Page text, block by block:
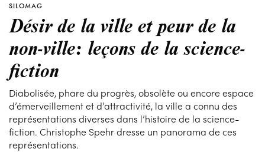
SILOMAG
Désir de la ville et peur de la
non-ville: leçons de la science-
fiction
Diabolisée, phare du progrès, obsolète ou encore espace
d’émerveillement et d’attractivité, la ville a connu des
représentations diverses dans l’histoire de la science-
fiction. Christophe Spehr dresse un panorama de ces
représentations.